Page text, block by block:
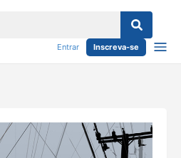
Entrar Inscreva-se